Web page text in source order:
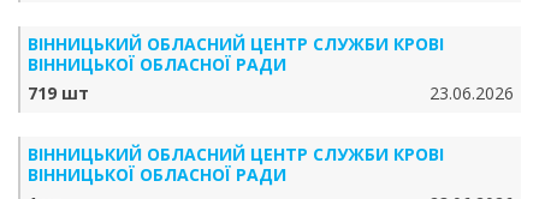
ВІННИЦЬКИЙ ОБЛАСНИЙ ЦЕНТР СЛУЖБИ КРОВІ
ВІННИЦЬКОЇ ОБЛАСНОЇ РАДИ
719 шт
23.06.2026
ВІННИЦЬКИЙ ОБЛАСНИЙ ЦЕНТР СЛУЖБИ КРОВІ
ВІННИЦЬКОЇ ОБЛАСНОЇ РАДИ